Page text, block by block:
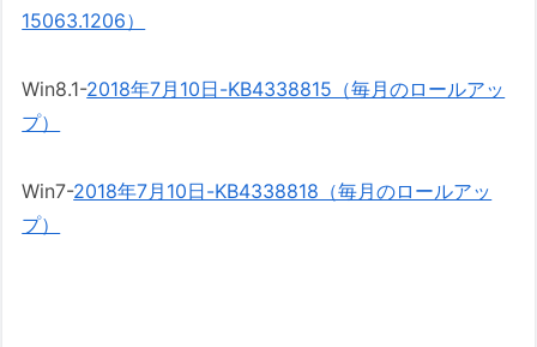
15063.1206）
Win8.1-2018年7月10日-KB4338815（毎月のロールアッ
プ）
Win7-2018年7月10日-KB4338818（毎月のロールアッ
プ）